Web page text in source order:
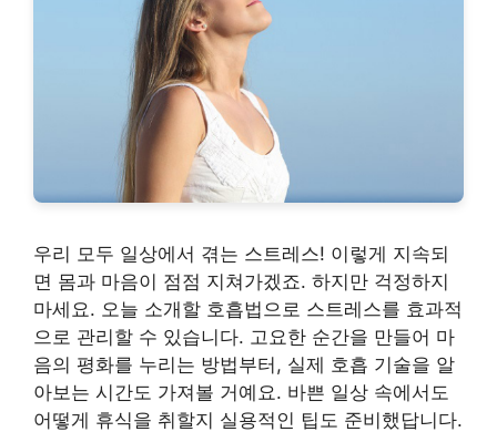
우리 모두 일상에서 겪는 스트레스! 이렇게 지속되
면 몸과 마음이 점점 지쳐가겠죠. 하지만 걱정하지
마세요. 오늘 소개할 호흡법으로 스트레스를 효과적
으로 관리할 수 있습니다. 고요한 순간을 만들어 마
음의 평화를 누리는 방법부터, 실제 호흡 기술을 알
아보는 시간도 가져볼 거예요. 바쁜 일상 속에서도
어떻게 휴식을 취할지 실용적인 팁도 준비했답니다.